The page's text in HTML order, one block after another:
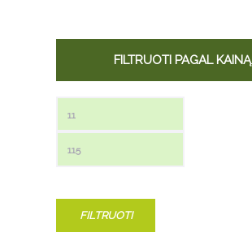
FILTRUOTI PAGAL KAINĄ
Min kaina
FILTRUOTI